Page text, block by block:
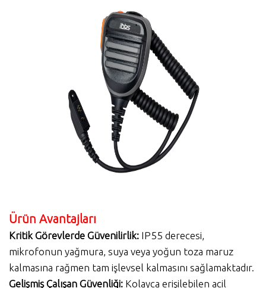
Ürün Avantajları
Kritik Görevlerde Güvenilirlik: IP55 derecesi,
mikrofonun yağmura, suya veya yoğun toza maruz
kalmasına rağmen tam işlevsel kalmasını sağlamaktadır.
Gelişmiş Çalışan Güvenliği: Kolayca erişilebilen acil